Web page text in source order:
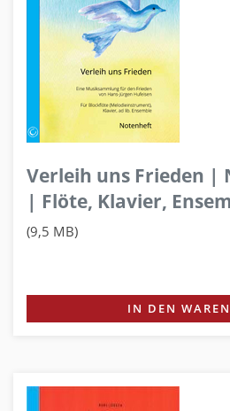
Verleih uns Frieden |
| Flöte, Klavier,
(9,5 MB)
IN DEN